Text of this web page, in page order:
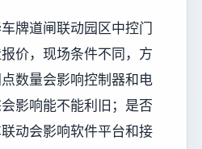
牌道闸联动园区中控门
价，现场条件不同，方
数量会影响控制器和电
影响能不能利旧；是否
动会影响软件平台和接